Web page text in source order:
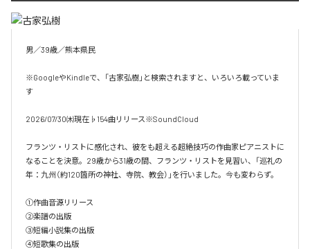
男／39歳／熊本県民
※GoogleやKindleで、「古家弘樹」と検索されますと、いろいろ載っていま
す
2026/07/30㈭現在♭154曲リリース※SoundCloud
フランツ・リストに感化され、彼をも超える超絶技巧の作曲家ピアニストに
なることを決意。29歳から31歳の間、フランツ・リストを見習い、「巡礼の
年：九州（約120箇所の神社、寺院、教会）」を行いました。今も変わらず。
①作曲音源リリース
②楽譜の出版
③短編小説集の出版
④短歌集の出版